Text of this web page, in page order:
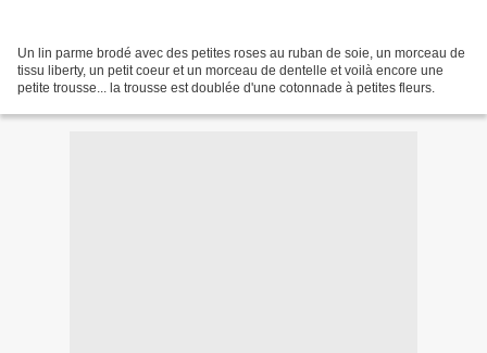
Un lin parme brodé avec des petites roses au ruban de soie, un morceau de
tissu liberty, un petit coeur et un morceau de dentelle et voilà encore une
petite trousse... la trousse est doublée d'une cotonnade à petites fleurs.